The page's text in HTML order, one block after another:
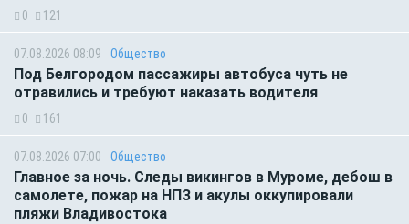
0 121
07.08.2026 08:09 Общество
Под Белгородом пассажиры автобуса чуть не
отравились и требуют наказать водителя
0 161
07.08.2026 07:00 Общество
Главное за ночь. Следы викингов в Муроме, дебош в
самолете, пожар на НПЗ и акулы оккупировали
пляжи Владивостока